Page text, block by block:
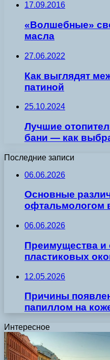
17.09.2016
«Волшебные»
масла
27.06.2022
Как выглядят
патиной
25.10.2024
Лучшие
бани — как
Последние записи
06.06.2026
Основные
офтальмологом
06.06.2026
Преимущества и
пластиковых
12.05.2026
Причины
папиллом на
Интересное